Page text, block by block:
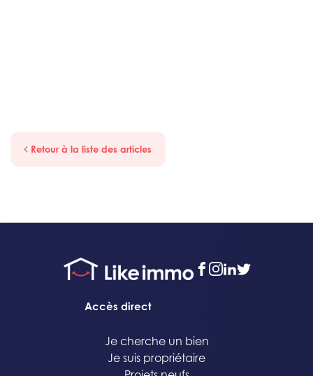
Retour à la liste des articles
facebook
instagram
linkedin
twitter
Accès direct
Je cherche un bien
Je suis propriétaire